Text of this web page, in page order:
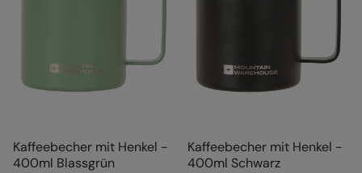
Kaffeebecher mit Henkel -
400ml Blassgrün
Kaffeebecher mit Henkel -
400ml Schwarz